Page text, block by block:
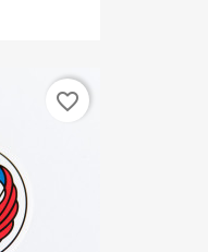
favorite_border